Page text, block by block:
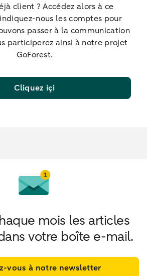
client ? Accédez alors à ce
nous les comptes pour
passer à la communication
participerez ainsi à notre projet
GoForest.
Cliquez içi
mois les articles
votre boîte e-mail.
vous à notre newsletter